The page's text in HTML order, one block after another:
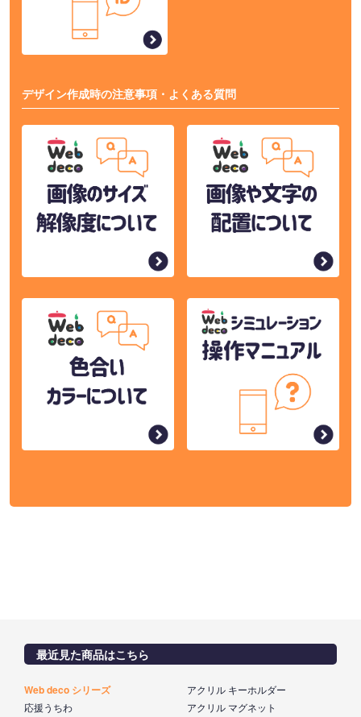
デザイン作成時の注意事項・よくある質問
最近見た商品はこちら
Web deco シリーズ
応援うちわ
アクリル キーホルダー
アクリル マグネット